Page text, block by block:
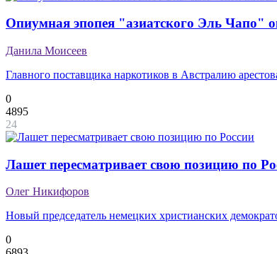
Опиумная эпопея "азиатского Эль Чапо"
Данила Моисеев
Главного поставщика наркотиков в Австралию
0
4895
24
Лашет пересматривает свою позицию по
Олег Никифоров
Новый председатель немецких христианских
0